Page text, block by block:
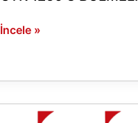
İncele »